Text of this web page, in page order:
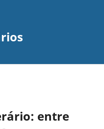
entre